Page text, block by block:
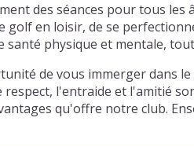
des séances pour tous
en loisir, de se
physique et mentale,
de vous immerger dans
l'entraide et l'amitié
qu'offre notre club.